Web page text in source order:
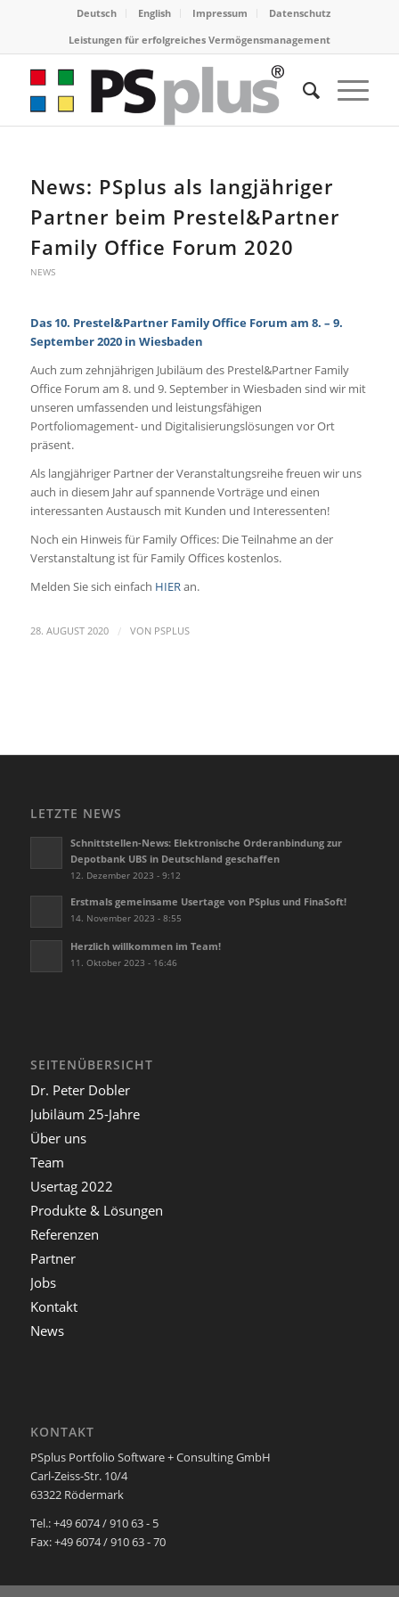
Deutsch English Impressum
Datenschutz
Leistungen für erfolgreiches Vermögensmanagement
News: PSplus als langjähriger
Partner beim Prestel&Partner
Family Office Forum 2020
NEWS
Das 10. Prestel&Partner Family Office Forum am 8. – 9.
September 2020 in Wiesbaden
Auch zum zehnjährigen Jubiläum des Prestel&Partner Family
Office Forum am 8. und 9. September in Wiesbaden sind wir mit
unseren umfassenden und leistungsfähigen
Portfoliomagement- und Digitalisierungslösungen vor Ort
präsent.
Als langjähriger Partner der Veranstaltungsreihe freuen wir uns
auch in diesem Jahr auf spannende Vorträge und einen
interessanten Austausch mit Kunden und Interessenten!
Noch ein Hinweis für Family Offices: Die Teilnahme an der
Verstanstaltung ist für Family Offices kostenlos.
Melden Sie sich einfach HIERan.
28. AUGUST 2020 / VON PSPLUS
LETZTE NEWS
Schnittstellen-News: Elektronische Orderanbindung zur
Depotbank UBS in Deutschland geschaffen
12. Dezember 2023 - 9:12
Erstmals gemeinsame Usertage von PSplus und FinaSoft!
14. November 2023 - 8:55
Herzlich willkommen im Team!
11. Oktober 2023 - 16:46
SEITENÜBERSICHT
Dr. Peter Dobler
Jubiläum 25-Jahre
Über uns
Team
Usertag 2022
Produkte & Lösungen
Referenzen
Partner
Jobs
Kontakt
News
KONTAKT
PSplus Portfolio Software + Consulting GmbH
Carl-Zeiss-Str. 10/4
63322 Rödermark
Tel.: +49 6074 / 910 63 - 5
Fax: +49 6074 / 910 63 - 70